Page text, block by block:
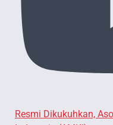
Resmi Dikukuhkan,